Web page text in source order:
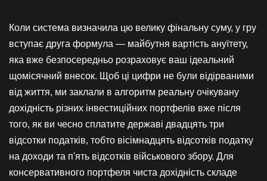
Коли система визначила цю велику фінальну суму, у гру
вступає друга формула — майбутня вартість ануїтету,
яка вже безпосередньо розраховує ваш ідеальний
щомісячний внесок. Щоб ці цифри не були відірваними
від життя, ми заклали в алгоритм реальну очікувану
дохідність різних інвестиційних портфелів вже після
того, як ви чесно сплатите державі двадцять три
відсотки податків, тобто вісімнадцять відсотків податку
на доходи та п'ять відсотків військового збору. Для
консервативного портфеля чиста дохідність складе